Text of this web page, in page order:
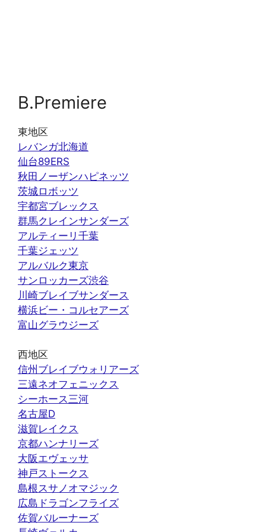
B.Premiere
東地区
レバンガ北海道
仙台89ERS
秋田ノーザンハピネッツ
茨城ロボッツ
宇都宮ブレックス
群馬クレインサンダーズ
アルティーリ千葉
千葉ジェッツ
アルバルク東京
サンロッカーズ渋谷
川崎ブレイブサンダース
横浜ビー・コルセアーズ
富山グラウジーズ
西地区
信州ブレイブウォリアーズ
三遠ネオフェニックス
シーホース三河
名古屋D
滋賀レイクス
京都ハンナリーズ
大阪エヴェッサ
神戸ストークス
島根スサノオマジック
広島ドラゴンフライズ
佐賀バルーナーズ